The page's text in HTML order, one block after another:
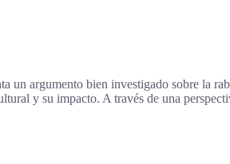
un argumento bien investigado sobre la
y su impacto. A través de una